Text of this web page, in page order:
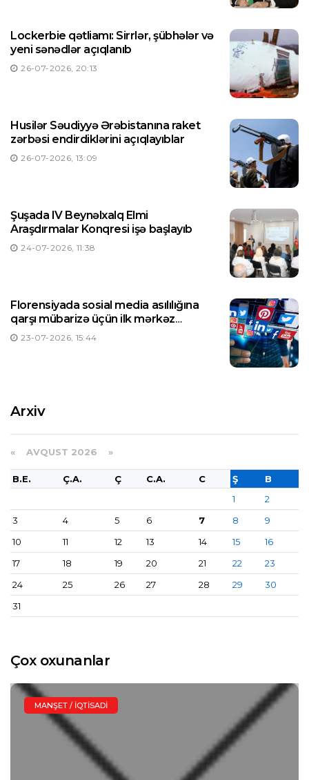
Lockerbie qətliamı: Sirrlər, şübhələr və
yeni sənədlər açıqlanıb
26-07-2026, 20:13
Husilər Səudiyyə Ərəbistanına raket
zərbəsi endirdiklərini açıqlayıblar
26-07-2026, 13:09
Şuşada IV Beynəlxalq Elmi
Araşdırmalar Konqresi işə başlayıb
24-07-2026, 11:38
Florensiyada sosial media asılılığına
qarşı mübarizə üçün ilk mərkəz
yaradılıb
23-07-2026, 15:44
Arxiv
« AVQUST 2026 »
B.E. Ç.A. Ç C.A. C Ş
B
1
2
3
4 5 6 7 8
9
10
11 12 13 14 15
16
17
18 19 20 21 22
23
24
25 26 27 28 29
30
31
Çox oxunanlar
MANŞET / İQTISADI